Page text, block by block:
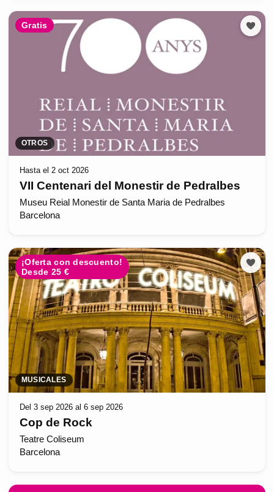
Gratis
OTROS
Hasta el 2 oct 2026
VII Centenari del Monestir de Pedralbes
Museu Reial Monestir de Santa Maria de Pedralbes
Barcelona
¡Oferta con descuento!
Desde 25 €
MUSICALES
Del 3 sep 2026 al 6 sep 2026
Cop de Rock
Teatre Coliseum
Barcelona